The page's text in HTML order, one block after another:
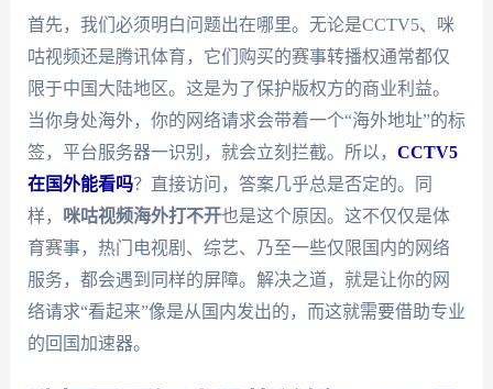
首先，我们必须明白问题出在哪里。无论是CCTV5、咪
咕视频还是腾讯体育，它们购买的赛事转播权通常都仅
限于中国大陆地区。这是为了保护版权方的商业利益。
当你身处海外，你的网络请求会带着一个“海外地址”的标
签，平台服务器一识别，就会立刻拦截。所以， CCTV5
在国外能看吗？直接访问，答案几乎总是否定的。同
样， 咪咕视频海外打不开也是这个原因。这不仅仅是体
育赛事，热门电视剧、综艺、乃至一些仅限国内的网络
服务，都会遇到同样的屏障。解决之道，就是让你的网
络请求“看起来”像是从国内发出的，而这就需要借助专业
的回国加速器。